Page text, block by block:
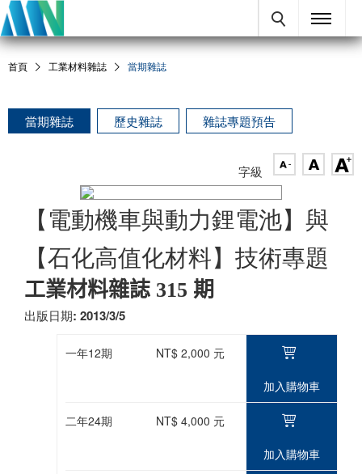
首頁 工業材料雜誌 當期雜誌
當期雜誌 歷史雜誌 雜誌專題預告
字級
【電動機車與動力鋰電池】與
【石化高值化材料】技術專題
工業材料雜誌 315 期
出版日期: 2013/3/5
一年12期 NT$ 2,000 元
加入購物車
二年24期 NT$ 4,000 元
加入購物車